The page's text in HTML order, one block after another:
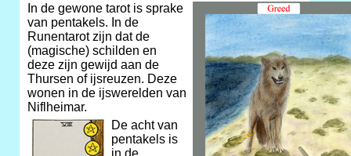
In de gewone tarot is sprake
van pentakels. In de
Runentarot zijn dat de
(magische) schilden en
deze zijn gewijd aan de
Thursen of ijsreuzen. Deze
wonen in de ijswerelden van
Niflheimar.
De acht van
pentakels is
in de